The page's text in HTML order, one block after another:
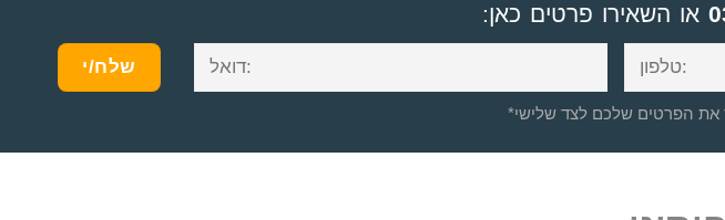
או השאירו פרטים כאן:
את הפרטים שלכם לצד שלישי